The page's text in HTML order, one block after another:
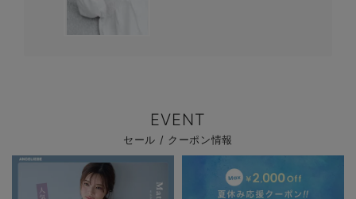
EVENT
セール / クーポン情報